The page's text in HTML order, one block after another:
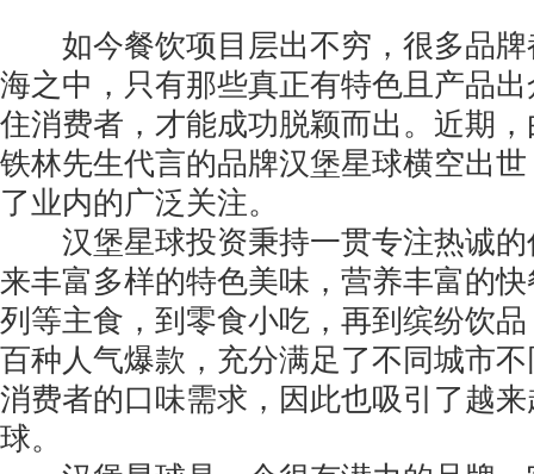
如今餐饮项目层出不穷，很多品牌
海之中，只有那些真正有特色且产品
住消费者，才能成功脱颖而出。近期
铁林先生代言的品牌汉堡星球横空出
了业内的广泛关注。
汉堡星球投资秉持一贯专注热诚的
来丰富多样的特色美味，营养丰富的
列等主食，到零食小吃，再到缤纷饮
百种人气爆款，充分满足了不同城市
消费者的口味需求，因此也吸引了越
球。